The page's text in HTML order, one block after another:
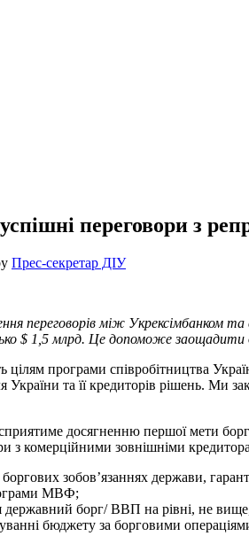
переговори з
Прес-секретар ДІУ
переговорів між Укрексімбанком
$ 1,5 млрд. Це допоможе
цілям програми співробітництва
України та її кредиторів рішень. Ми
досягненню першої мети
з комерційними зовнішніми
зобов’язаннях держави,
МВФ;
державний борг/ ВВП на рівні, не
бюджету за борговими